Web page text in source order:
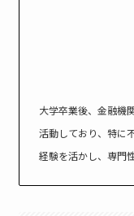
大学卒業後、金融機
活動しており、特に
経験を活かし、専門